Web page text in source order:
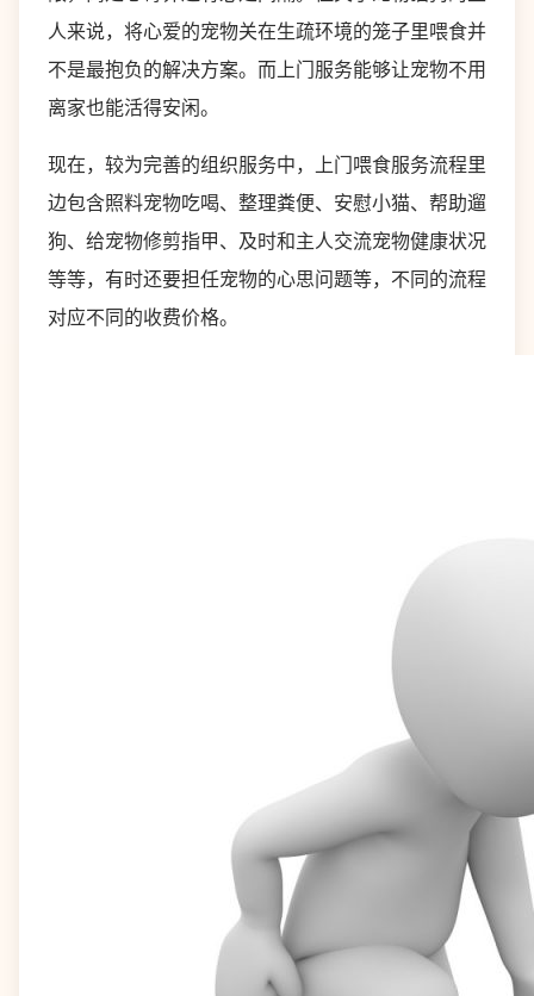
人来说，将心爱的宠物关在生疏环境的笼子里喂食并
不是最抱负的解决方案。而上门服务能够让宠物不用
离家也能活得安闲。
现在，较为完善的组织服务中，上门喂食服务流程里
边包含照料宠物吃喝、整理粪便、安慰小猫、帮助遛
狗、给宠物修剪指甲、及时和主人交流宠物健康状况
等等，有时还要担任宠物的心思问题等，不同的流程
对应不同的收费价格。